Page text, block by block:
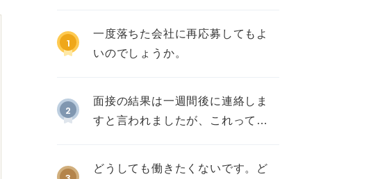
1
一度落ちた会社に再応募してもよ
いのでしょうか。
2
面接の結果は一週間後に連絡しま
すと言われましたが、これって不
どうしても働きたくないです。ど